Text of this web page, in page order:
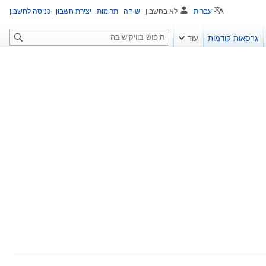
עברית לא בחשבון שיחה תרומות יצירת חשבון כניסה לחשבון
גרסאות קודמות עוד
ח
י